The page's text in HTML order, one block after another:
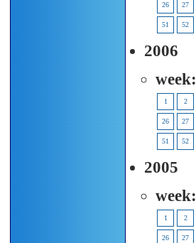
26 27
51 52
2006
week:
1 2
26 27
51 52
2005
week:
1 2
26 27